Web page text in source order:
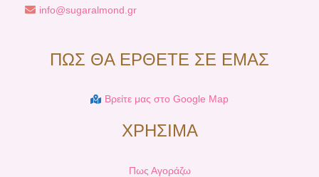
info@sugaralmond.gr
ΠΩΣ ΘΑ ΕΡΘΕΤΕ ΣΕ ΕΜΑΣ
Βρείτε μας στο Google Map
ΧΡΗΣΙΜΑ
Πως Αγοράζω